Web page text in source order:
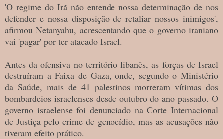
'O regime do Irã não entende nossa determinação de nos
defender e nossa disposição de retaliar nossos inimigos',
afirmou Netanyahu, acrescentando que o governo iraniano
vai 'pagar' por ter atacado Israel.
Antes da ofensiva no território libanês, as forças de Israel
destruíram a Faixa de Gaza, onde, segundo o Ministério
da Saúde, mais de 41 palestinos morreram vítimas dos
bombardeios israelenses desde outubro do ano passado. O
governo israelense foi denunciado na Corte Internacional
de Justiça pelo crime de genocídio, mas as acusações não
tiveram efeito prático.